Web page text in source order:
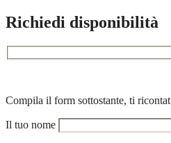
Richiedi disponibilità
Compila il form sottostante, ti
Il tuo nome